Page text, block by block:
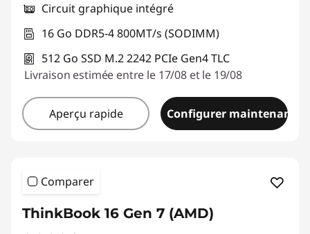
Circuit graphique intégré
16 Go DDR5-4 800MT/s (SODIMM)
512 Go SSD M.2 2242 PCIe Gen4 TLC
Livraison estimée entre le 17/08 et le 19/08
Aperçu rapide Configurer maintenant
Comparer
ThinkBook 16 Gen 7 (AMD)